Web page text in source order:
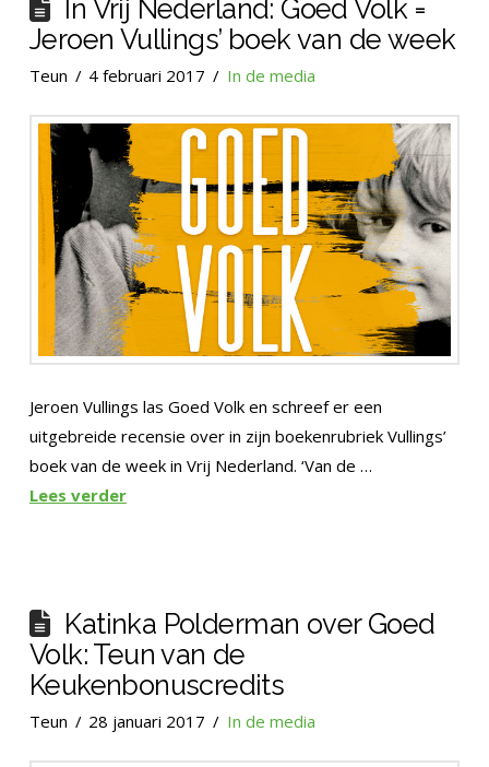
In Vrij Nederland: Goed Volk =
Jeroen Vullings’ boek van de week
Teun 4 februari 2017 In de media
Jeroen Vullings las Goed Volk en schreef er een
uitgebreide recensie over in zijn boekenrubriek Vullings’
boek van de week in Vrij Nederland. ‘Van de …
Lees verder
Katinka Polderman over Goed
Volk: Teun van de
Keukenbonuscredits
Teun 28 januari 2017 In de media